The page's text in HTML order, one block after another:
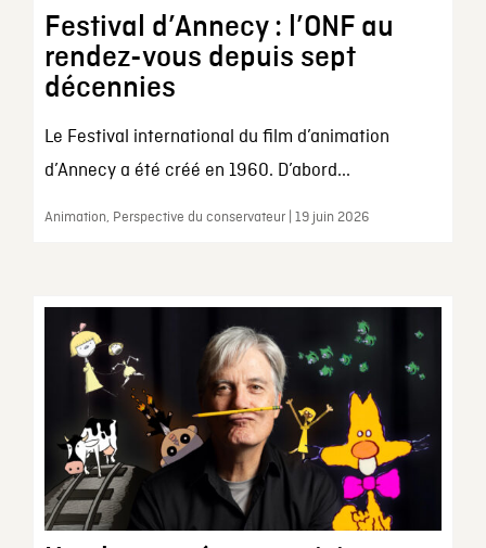
Festival d’Annecy : l’ONF au
rendez-vous depuis sept
décennies
Le Festival international du film d’animation
d’Annecy a été créé en 1960. D’abord...
Animation, Perspective du conservateur | 19 juin 2026